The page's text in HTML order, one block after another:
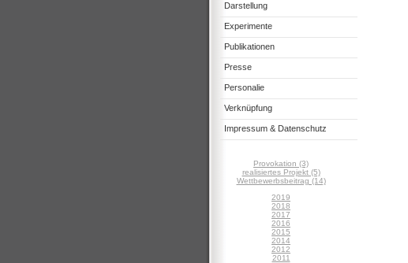
Darstellung
Experimente
Publikationen
Presse
Personalie
Verknüpfung
Impressum & Datenschutz
Provokation (3)
realisiertes Projekt (5)
Wettbewerbsbeitrag (14)
2019
2018
2017
2016
2015
2014
2012
2011